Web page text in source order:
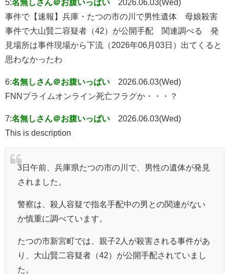
5:名無しさん＠お腹いっぱい
2026.06.03(Wed)
事件で【速報】兵庫・たつの市の川で男性遺体 母娘殺害
事件で大山賢二容疑者（42）が公開手配 関連調べる 発
見場所は事件現場から下流（2026年06月03日）出てくると
思わなかったわ
6:名無しさん＠お腹いっぱい
2026.06.03(Wed)
FNNプライムオンライン死亡フラグか・・・？
7:名無しさん＠お腹いっぱい
2026.06.03(Wed)
This is description
3日午前、兵庫県たつの市の川で、男性の遺体が発見
されました。
警察は、殺人容疑で指名手配中の男との関連がない
か慎重に調べています。
たつの市新宮町では、親子2人が殺害される事件があ
り、大山賢二容疑者（42）が公開手配されていまし
た。